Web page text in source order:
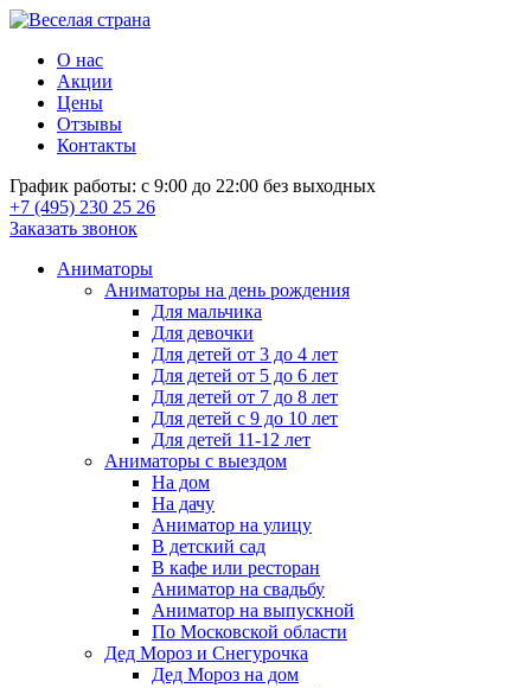
О нас
Акции
Цены
Отзывы
Контакты
График работы: с 9:00 до 22:00 без выходных
+7 (495) 230 25 26
Заказать звонок
Аниматоры
Аниматоры на день рождения
Для мальчика
Для девочки
Для детей от 3 до 4 лет
Для детей от 5 до 6 лет
Для детей от 7 до 8 лет
Для детей с 9 до 10 лет
Для детей 11-12 лет
Аниматоры с выездом
На дом
На дачу
Аниматор на улицу
В детский сад
В кафе или ресторан
Аниматор на свадьбу
Аниматор на выпускной
По Московской области
Дед Мороз и Снегурочка
Дед Мороз на дом